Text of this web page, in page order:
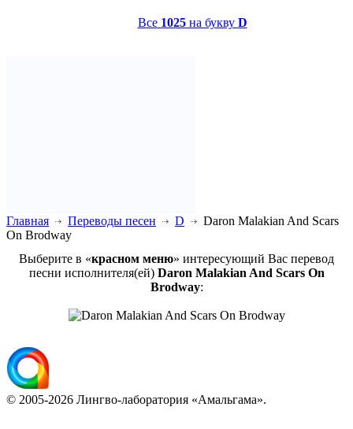
Все 1025на букву D
Главная Переводы песен D
Daron Malakian And Scars
On Brodway
Выберите в «красном меню» интересующий Вас перевод
песни исполнителя(ей) Daron Malakian And Scars On
Brodway:
© 2005-2026 Лингво-лаборатория «Амальгама».